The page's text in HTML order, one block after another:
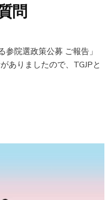
問
院選政策公募 ご報告」
ありましたので、TGJPと